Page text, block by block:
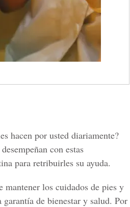
hacen por usted diariamente?
con estas
para retribuirles su ayuda.
mantener los cuidados de pies y
de bienestar y salud. Por